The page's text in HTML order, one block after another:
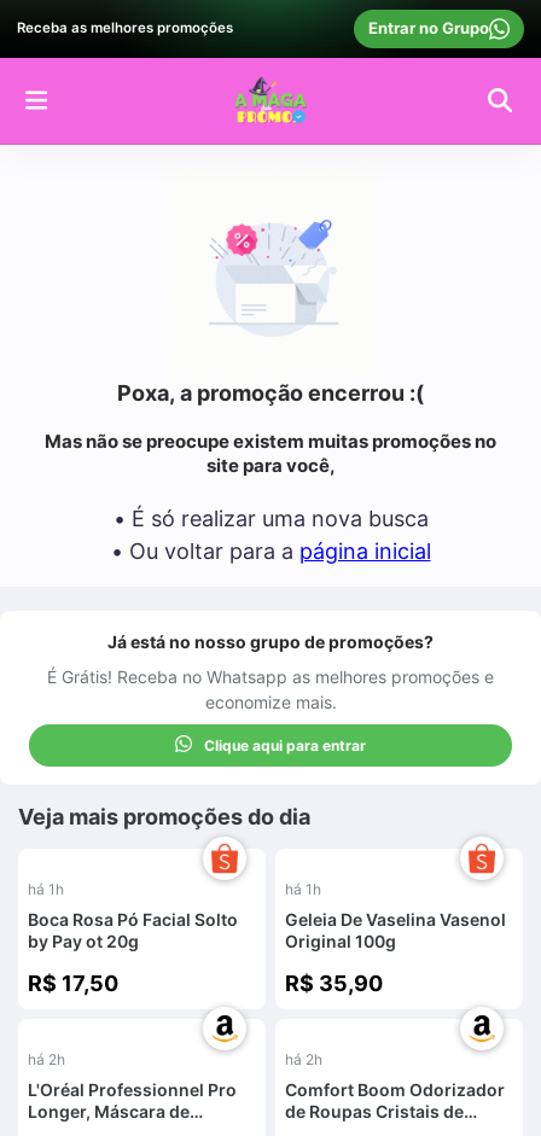
Receba as melhores promoções Entrar no Grupo
Poxa, a promoção encerrou :(
Mas não se preocupe existem muitas promoções no
site para você,
• É só realizar uma nova busca
• Ou voltar para a página inicial
Já está no nosso grupo de promoções?
É Grátis! Receba no Whatsapp as melhores promoções e
economize mais.
Clique aqui para entrar
Veja mais promoções do dia
há 1h
Boca Rosa Pó Facial Solto
by Pay ot 20g
R$ 17,50
há 1h
Geleia De Vaselina Vasenol
Original 100g
R$ 35,90
há 2h
L'Oréal Professionnel Pro
Longer, Máscara de
-17 há 2h
Comfort Boom Odorizador
de Roupas Cristais de